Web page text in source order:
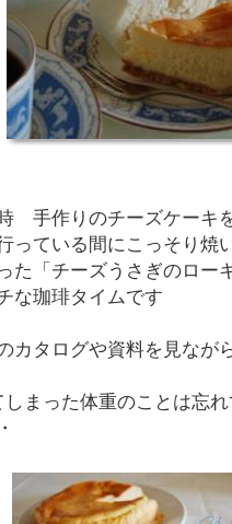
手作りのチーズケーキ
っている間にこっそり焼
た「チーズうさぎのロー
な珈琲タイムです
カタログや資料を見なが
しまった体重のことは忘